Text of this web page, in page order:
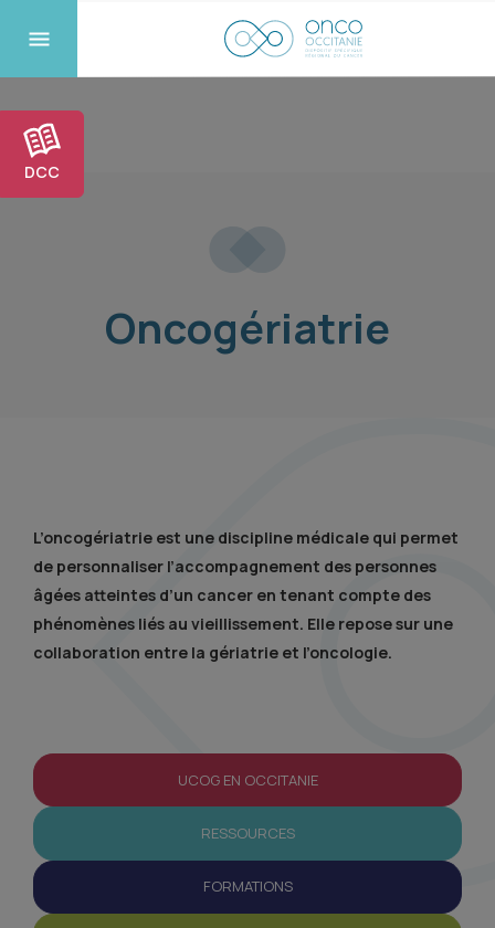
DCC
Oncogériatrie
L’oncogériatrie est une discipline médicale qui permet
de personnaliser l’accompagnement des personnes
âgées atteintes d’un cancer en tenant compte des
phénomènes liés au vieillissement. Elle repose sur une
collaboration entre la gériatrie et l’oncologie.
UCOG EN OCCITANIE
RESSOURCES
FORMATIONS